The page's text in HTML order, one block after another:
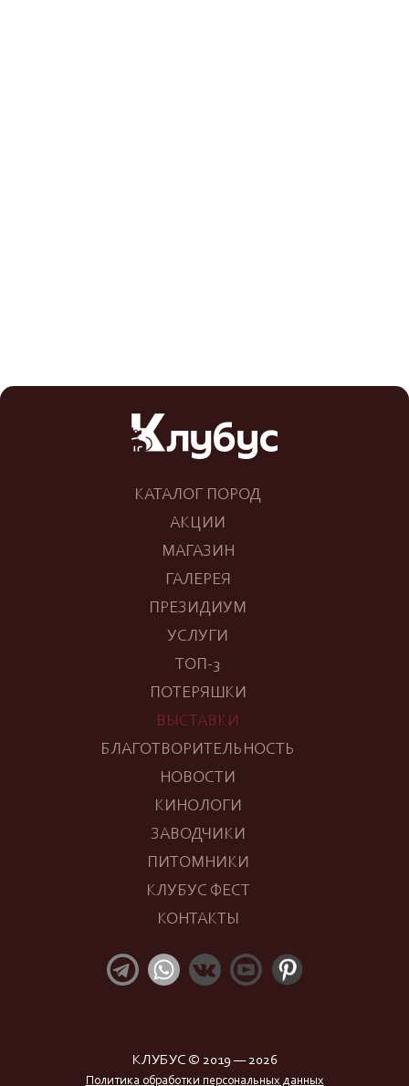
КАТАЛОГ ПОРОД
АКЦИИ
МАГАЗИН
ГАЛЕРЕЯ
ПРЕЗИДИУМ
УСЛУГИ
ТОП-3
ПОТЕРЯШКИ
ВЫСТАВКИ
БЛАГОТВОРИТЕЛЬНОСТЬ
НОВОСТИ
КИНОЛОГИ
ЗАВОДЧИКИ
ПИТОМНИКИ
КЛУБУС ФЕСТ
КОНТАКТЫ
КЛУБУС © 2019 — 2026
Политика обработки персональных данных